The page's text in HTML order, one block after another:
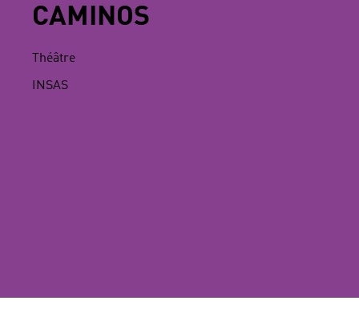
CAMINOS
Théâtre
INSAS